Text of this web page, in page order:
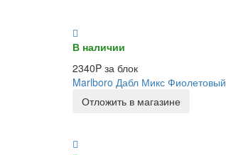
В наличии
2340P за блок
Marlboro Дабл Микс Фиолетовый
Отложить в магазине